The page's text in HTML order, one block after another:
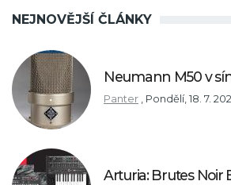
NEJNOVĚJŠÍ ČLÁNKY
Neumann M50 v
Panter Pondělí, 18. 7.
Arturia: Brutes Noir